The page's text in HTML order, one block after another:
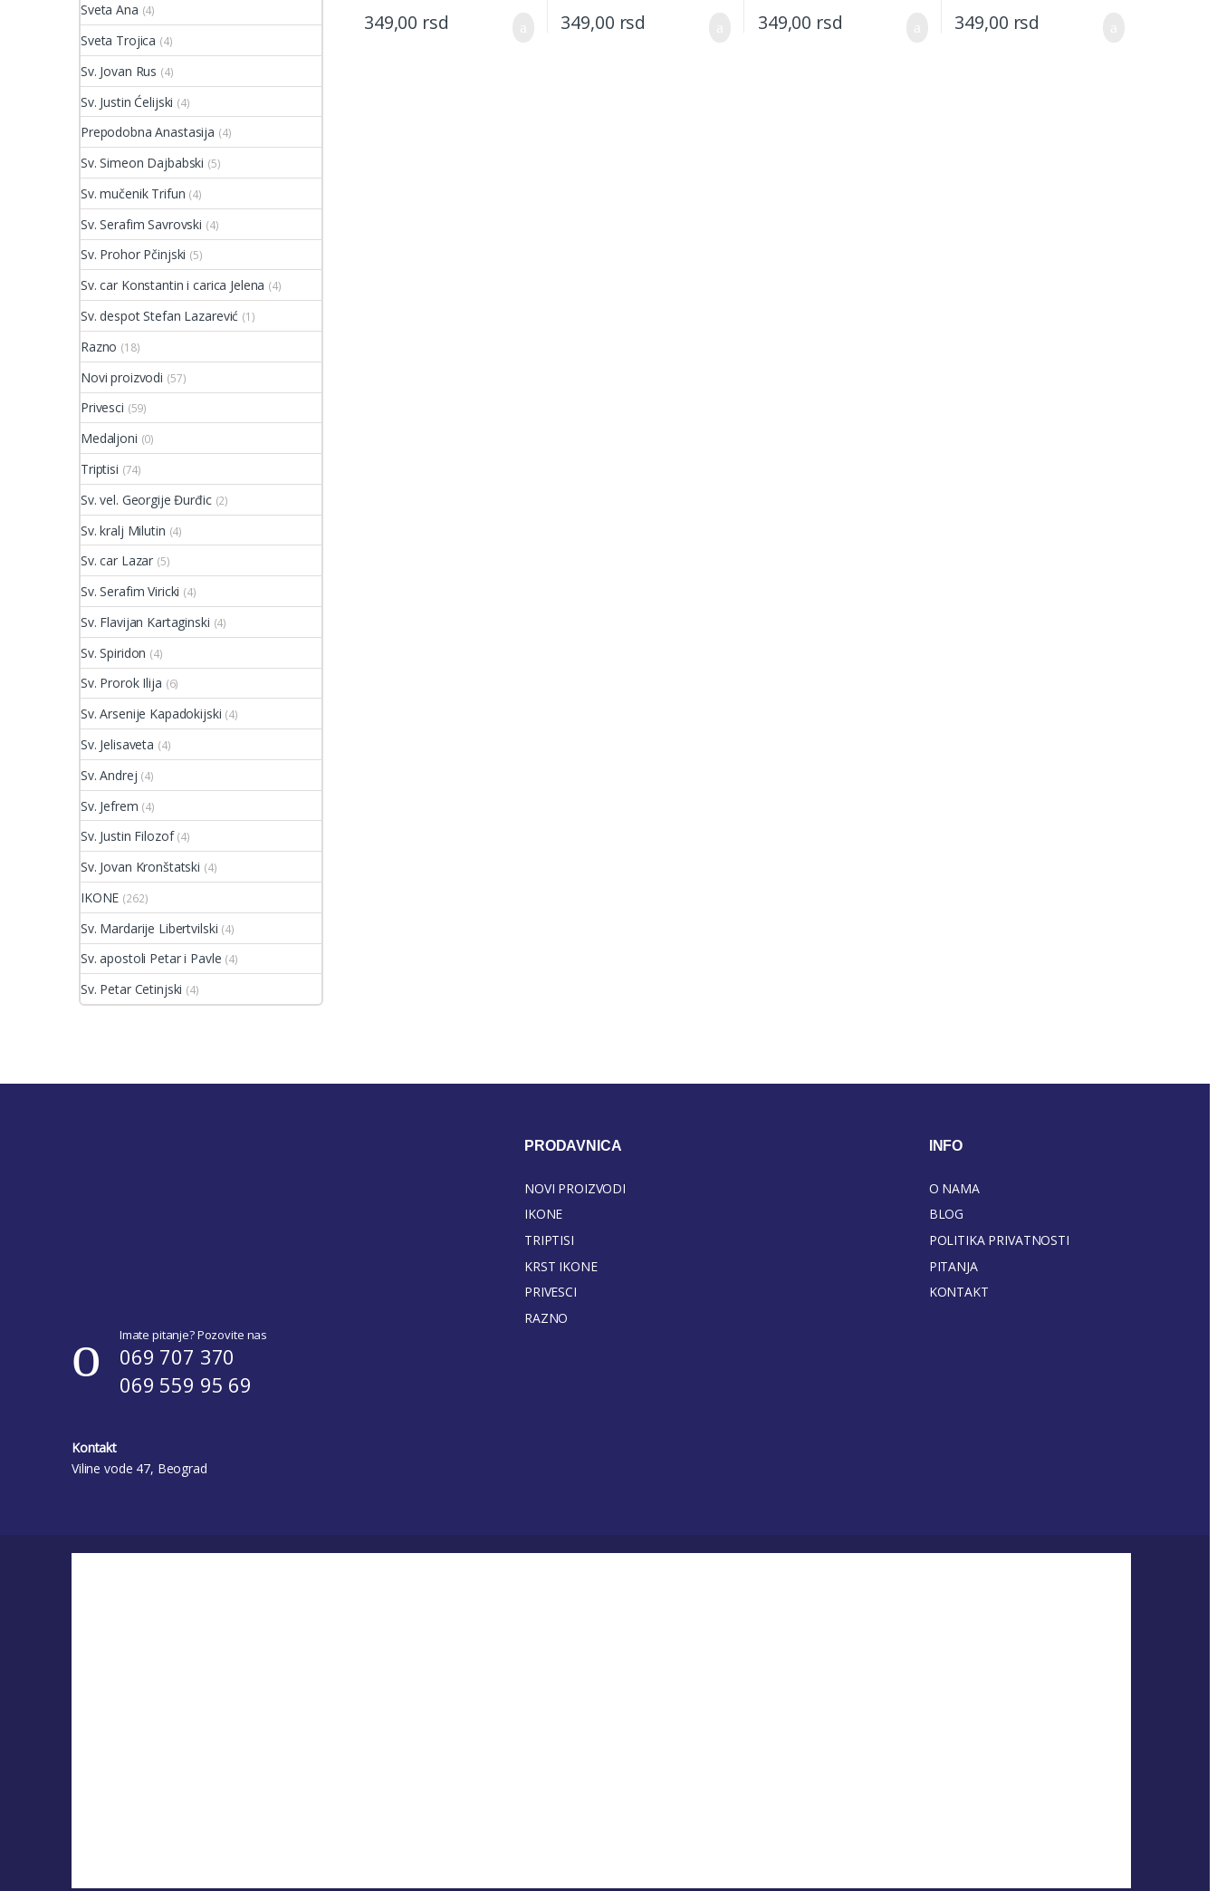
349,00 rsd 349,00 rsd 349,00 rsd 349,00 rsd
Sveta Ana (4)
Sveta Trojica (4)
Sv. Jovan Rus (4)
Sv. Justin Ćelijski (4)
Prepodobna Anastasija (4)
Sv. Simeon Dajbabski (5)
Sv. mučenik Trifun (4)
Sv. Serafim Savrovski (4)
Sv. Prohor Pčinjski (5)
Sv. car Konstantin i carica Jelena (4)
Sv. despot Stefan Lazarević (1)
Razno (18)
Novi proizvodi (57)
Privesci (59)
Medaljoni (0)
Triptisi (74)
Sv. vel. Georgije Đurđic (2)
Sv. kralj Milutin (4)
Sv. car Lazar (5)
Sv. Serafim Viricki (4)
Sv. Flavijan Kartaginski (4)
Sv. Spiridon (4)
Sv. Prorok Ilija (6)
Sv. Arsenije Kapadokijski (4)
Sv. Jelisaveta (4)
Sv. Andrej (4)
Sv. Jefrem (4)
Sv. Justin Filozof (4)
Sv. Jovan Kronštatski (4)
IKONE (262)
Sv. Mardarije Libertvilski (4)
Sv. apostoli Petar i Pavle (4)
Sv. Petar Cetinjski (4)
Imate pitanje? Pozovite nas
069 707 370
069 559 95 69
Kontakt
Viline vode 47, Beograd
PRODAVNICA
NOVI PROIZVODI
IKONE
TRIPTISI
KRST IKONE
PRIVESCI
RAZNO
INFO
O NAMA
BLOG
POLITIKA PRIVATNOSTI
PITANJA
KONTAKT